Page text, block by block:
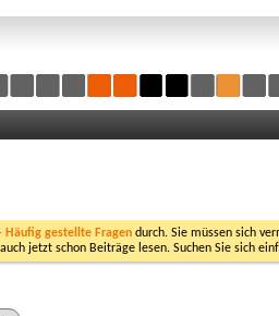
Häufig gestellte Fragen durch. Sie müssen sich
jetzt schon Beiträge lesen. Suchen Sie sich